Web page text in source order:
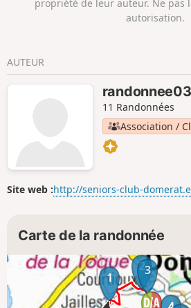
propriété de leur auteur. Ne pas
autorisation.
AUTEUR
11 Randonnées
Association /
Site web :http://seniors-club-
Carte de la randonnée
1
23